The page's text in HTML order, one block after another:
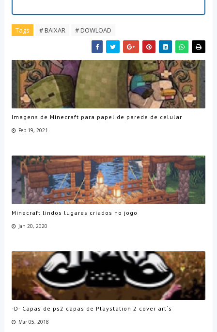
Tags # BAIXAR # DOWLOAD
Imagens de Minecraft para papel de parede de celular
Feb 19, 2021
Minecraft lindos lugares criados no jogo
Jan 20, 2020
-D- Capas de ps2 capas de Playstation 2 cover art´s
Mar 05, 2018